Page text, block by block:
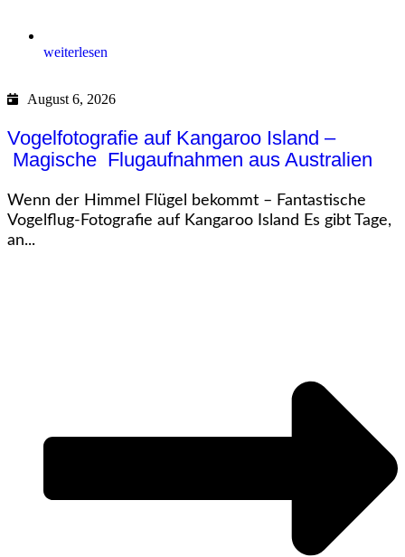
weiterlesen
August 6, 2026
Vogelfotografie auf Kangaroo Island –
Magische Flugaufnahmen aus Australien
Wenn der Himmel Flügel bekommt – Fantastische
Vogelflug-Fotografie auf Kangaroo Island Es gibt Tage,
an...